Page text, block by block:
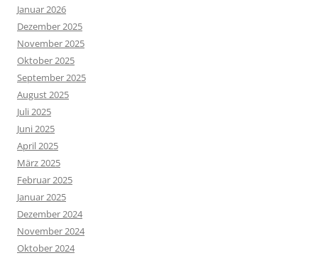
Januar 2026
Dezember 2025
November 2025
Oktober 2025
September 2025
August 2025
Juli 2025
Juni 2025
April 2025
März 2025
Februar 2025
Januar 2025
Dezember 2024
November 2024
Oktober 2024